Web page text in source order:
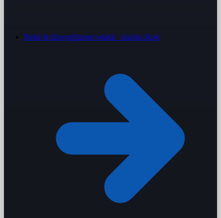
Butik & dizaynHizmet odaklı · küçük ölçek